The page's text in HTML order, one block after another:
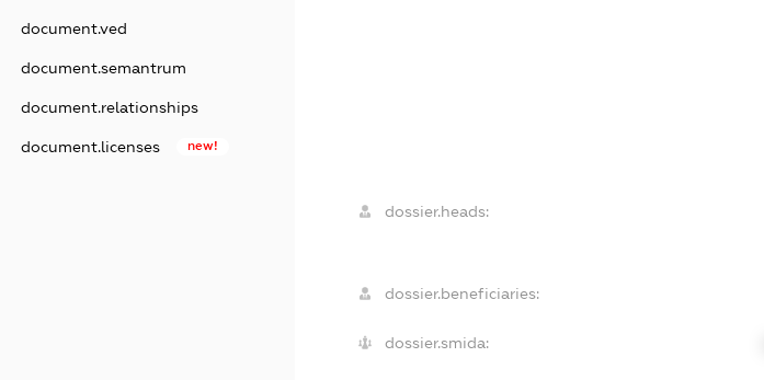
document.ved
document.semantrum
document.relationships
document.licenses new!
dossier.heads:
dossier.beneficiaries:
dossier.smida: